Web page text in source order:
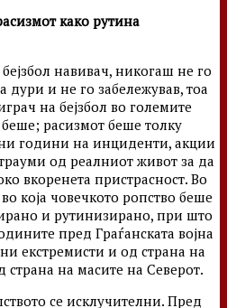
како рутина
навивач, никогаш не го
и не го забележував, тоа
на бејзбол во големите
расизмот беше толку
години на инциденти, акции
од реалниот живот за да
вкоренета пристрасност. Во
која човечкото ропство беше
и рутинизирано, при што
пред Граѓанската војна
екстремисти и од страна на
на масите на Северот.
се исклучителни. Пред